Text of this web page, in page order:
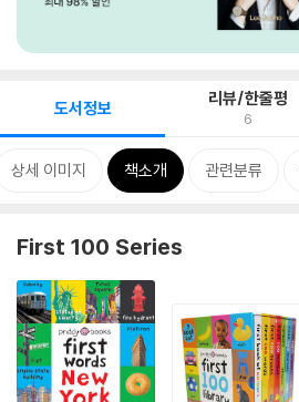
도서정보 리뷰/한줄평
6
상세 이미지 책소개 관련분류
First 100 Series